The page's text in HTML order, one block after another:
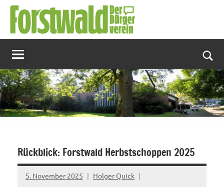
Zum
Inhalt
springen
Rückblick: Forstwald Herbstschoppen 2025
5. November 2025 Holger Quick